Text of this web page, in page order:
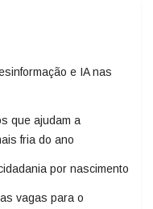
e IA nas
que ajudam a
fria do ano
por nascimento
vagas para o